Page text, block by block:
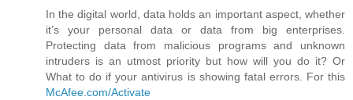
In the digital world, data holds an important aspect, whether
it’s your personal data or data from big enterprises.
Protecting data from malicious programs and unknown
intruders is an utmost priority but how will you do it? Or
What to do if your antivirus is showing fatal errors. For this
McAfee.com/Activate